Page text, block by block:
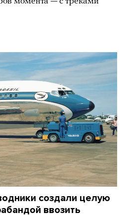
создали целую
ввозить